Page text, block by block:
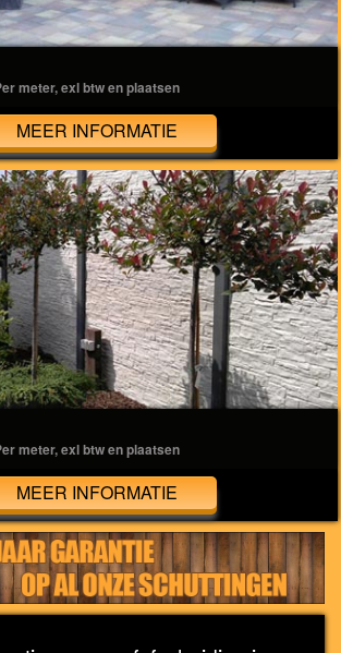
meter, exl btw en plaatsen
MEER INFORMATIE
meter, exl btw en plaatsen
MEER INFORMATIE